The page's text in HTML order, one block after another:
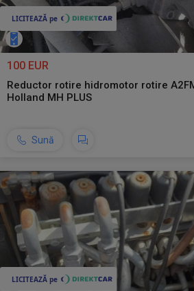
100 EUR
Reductor rotire hidromotor rotire
Holland MH PLUS
Sună